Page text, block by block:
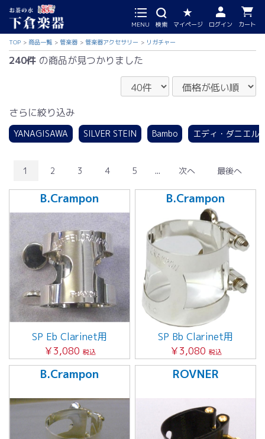
MENU 検索 マイページ ログイン カート
TOP 商品一覧 管楽器 管楽器アクセサリー リガチャー
240件 の商品が見つかりました
さらに絞り込み
YANAGISAWA SILVER STEIN Bambo エディ・ダニエル
1 2 3 4 5 ... 次へ 最後へ
B.Crampon
SP Eb Clarinet用
￥3,080 税込
B.Crampon
SP Bb Clarinet用
￥3,080 税込
B.Crampon ROVNER